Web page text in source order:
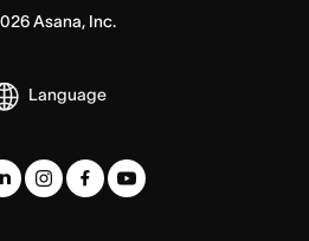
Asana, Inc.
Language